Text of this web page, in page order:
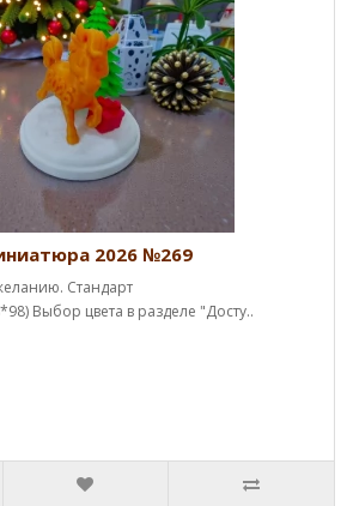
2026 №269
Стандарт
Выбор цвета в разделе "Досту..